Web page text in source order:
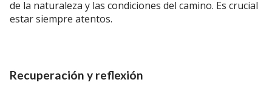
de la naturaleza y las condiciones del camino. Es crucial
estar siempre atentos.
Recuperación y reflexión